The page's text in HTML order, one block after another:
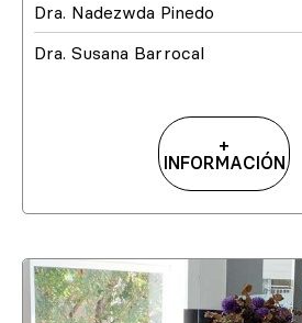
Dra. Nadezwda Pinedo
Dra. Susana Barrocal
+
INFORMACIÓN